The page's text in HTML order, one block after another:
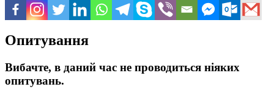
Опитування
Вибачте, в даний час не проводиться ніяких
опитувань.